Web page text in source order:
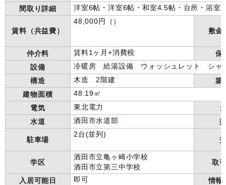
間取り詳細 洋室6帖・洋室6帖・和室4.5帖・台所・浴室
賃料（共益費）
48,000円（）
敷金
仲介料 賃料1ヶ月+消費税
保
設備
冷暖房 給湯設備 ウォッシュレット シ
構造 木造 2階建
築
建物面積
48.19㎡
電気 東北電力
水道
酒田市水道部
駐車場
2台(並列)
学区
酒田市立亀ヶ崎小学校
酒田市立第三中学校
取
入居可能日 即可 情報